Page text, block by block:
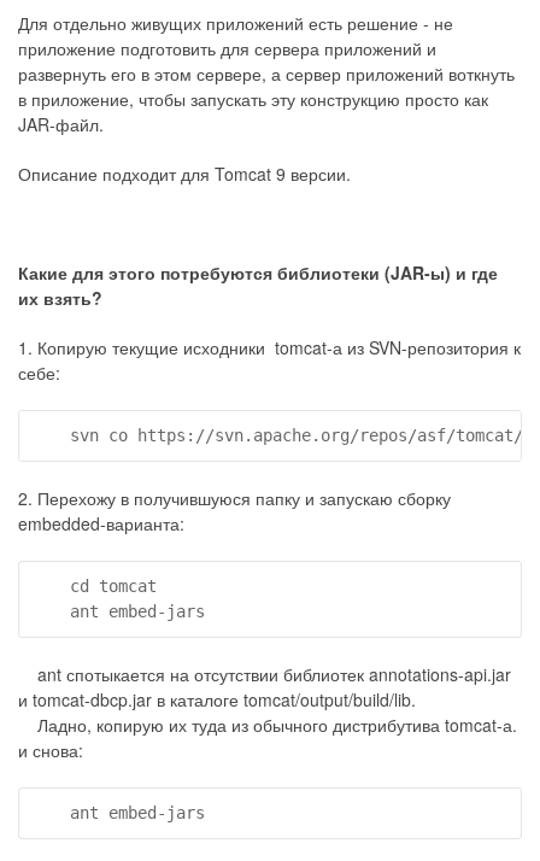
Для отдельно живущих приложений есть решение - не
приложение подготовить для сервера приложений и
развернуть его в этом сервере, а сервер приложений воткнуть
в приложение, чтобы запускать эту конструкцию просто как
JAR-файл.
Описание подходит для Tomcat 9 версии.
Какие для этого потребуются библиотеки (JAR-ы) и где
их взять?
1. Копирую текущие исходники tomcat-а из SVN-репозитория к
себе:
svn co https://svn.apache.org/repos/asf/tomcat/
2. Перехожу в получившуюся папку и запускаю сборку
embedded-варианта:
cd tomcat
ant embed-jars
ant спотыкается на отсутствии библиотек annotations-api.jar
и tomcat-dbcp.jar в каталоге tomcat/output/build/lib.
Ладно, копирую их туда из обычного дистрибутива tomcat-а.
и снова:
ant embed-jars